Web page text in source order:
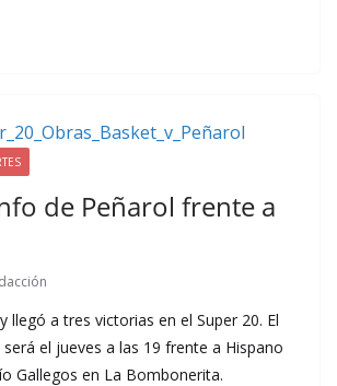
de Peñarol frente a
llegó a tres victorias en el Super 20. El
el jueves a las 19 frente a Hispano
Gallegos en La Bombonerita.